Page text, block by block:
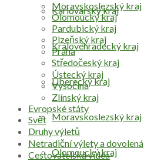
Karlovarský kraj
Královéhradecký kraj
Liberecký kraj
Moravskoslezský kraj
Olomoucký kraj
Moravskoslezský kraj
Olomoucký kraj
Pardubický kraj
Plzeňský kraj
Praha
Středočeský kraj
Ústecký kraj
Vysočina
Zlínský kraj
Evropské státy
Svět
Druhy výletů
Netradiční výlety a dovolená
Cestovatelská videa